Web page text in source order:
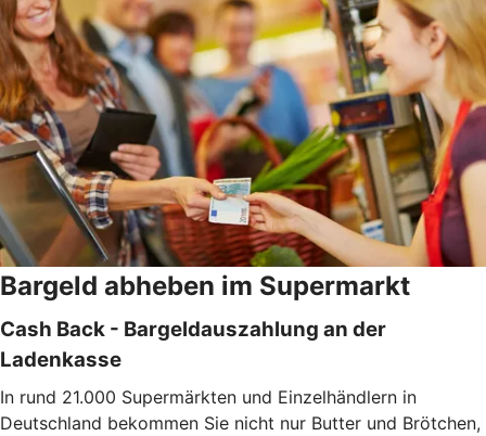
Bargeld abheben im Supermarkt
Cash Back - Bargeldauszahlung an der
Ladenkasse
In rund 21.000 Supermärkten und Einzelhändlern in
Deutschland bekommen Sie nicht nur Butter und Brötchen,